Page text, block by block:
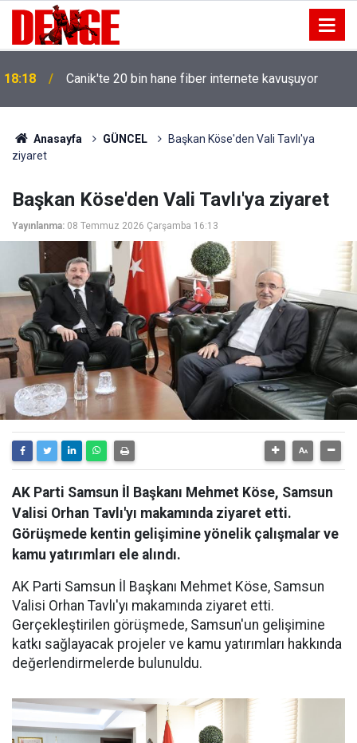
18:18 Canik'te 20 bin hane fiber internete kavuşuyor
Anasayfa GÜNCEL
Başkan Köse'den Vali Tavlı'ya
ziyaret
Başkan Köse'den Vali Tavlı'ya ziyaret
Yayınlanma: 08 Temmuz 2026 Çarşamba 16:13
AK Parti Samsun İl Başkanı Mehmet Köse, Samsun
Valisi Orhan Tavlı'yı makamında ziyaret etti.
Görüşmede kentin gelişimine yönelik çalışmalar ve
kamu yatırımları ele alındı.
AK Parti Samsun İl Başkanı Mehmet Köse, Samsun
Valisi Orhan Tavlı'yı makamında ziyaret etti.
Gerçekleştirilen görüşmede, Samsun'un gelişimine
katkı sağlayacak projeler ve kamu yatırımları hakkında
değerlendirmelerde bulunuldu.